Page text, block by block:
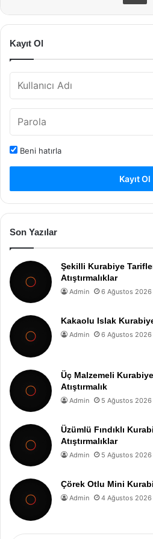
Kayıt Ol
Beni hatırla
Kayıt Ol
Son Yazılar
Şekilli Kurabiye
Atıştırmalıklar
Admin 6 Ağustos 2026
Kakaolu Islak
Admin 6 Ağustos 2026
Üç Malzemeli
Atıştırmalık
Admin 5 Ağustos 2026
Üzümlü Fındıklı
Atıştırmalıklar
Admin 5 Ağustos 2026
Çörek Otlu Mini
Admin 4 Ağustos 2026